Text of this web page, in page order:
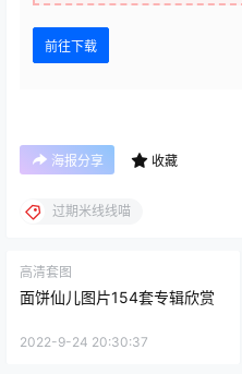
前往下载
海报分享 收藏
过期米线线喵
高清套图
面饼仙儿图片154套专辑欣赏
2022-9-24 20:30:37